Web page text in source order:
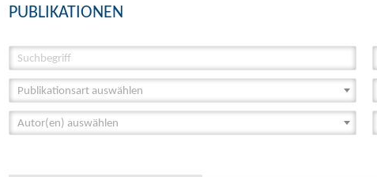
PUBLIKATIONEN
Publikationsart auswählen
Autor(en) auswählen